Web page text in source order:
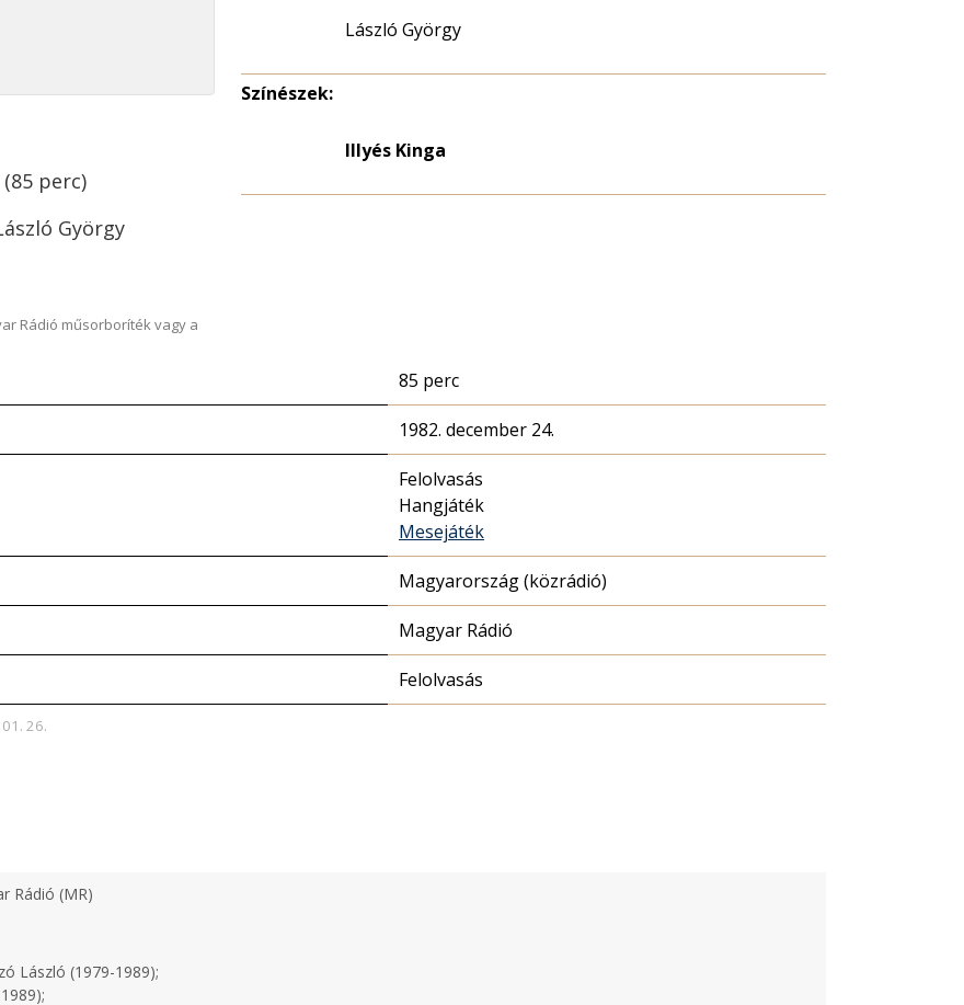
perc)
György
Rádió műsorboríték vagy a
László György
Színészek:
Illyés Kinga
85 perc
1982. december 24.
Felolvasás
Hangjáték
Mesejáték
Magyarország (közrádió)
Magyar Rádió
Felolvasás
26.
Rádió (MR)
László (1979-1989);